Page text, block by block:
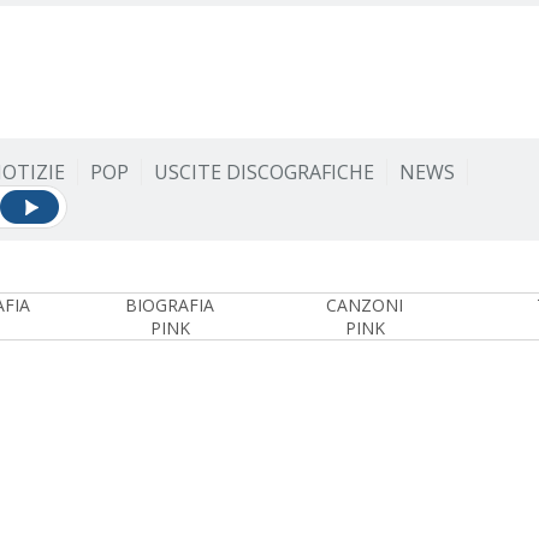
POP USCITE DISCOGRAFICHE NEWS
BIOGRAFIA
PINK
CANZONI
PINK